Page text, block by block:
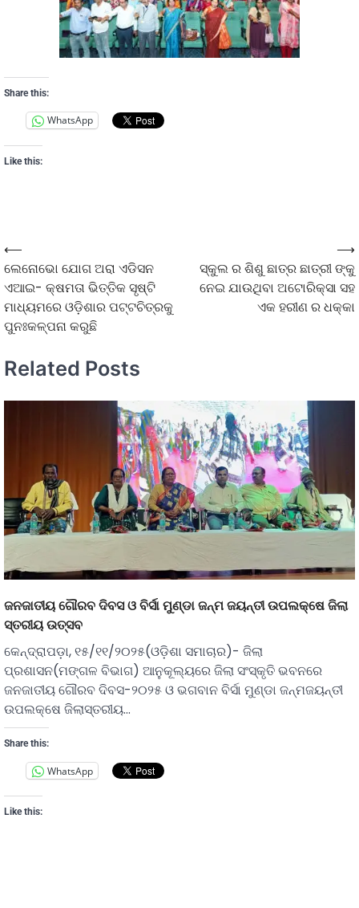
Share this:
WhatsApp
Like this:
⟵
ଲେନୋଭୋ ଯୋଗ ଅରା ଏଡିସନ
ଏଆଇ- କ୍ଷମତା ଭିତ୍ତିକ ସୃଷ୍ଟି
ମାଧ୍ୟମରେ ଓଡ଼ିଶାର ପଟ୍ଟଚିତ୍ରକୁ
ପୁନଃକଳ୍ପନା କରୁଛି
ସ୍କୁଲ ର ଶିଶୁ ଛାତ୍ର ଛାତ୍ରୀ ଙ୍କୁ
ନେଇ ଯାଉଥିବା ଅଟୋରିକ୍ସା ସହ
ଏକ ହରୀଣ ର ଧକ୍କା
⟶
Related Posts
ଜନଜାତୀୟ ଗୌରବ ଦିବସ ଓ ବିର୍ସା ମୁଣ୍ଡା ଜନ୍ମ ଜୟନ୍ତୀ ଉପଲକ୍ଷେ ଜିଲା
ସ୍ତରୀୟ ଉତ୍ସବ
କେନ୍ଦ୍ରାପଡ଼ା, ୧୫/୧୧/୨୦୨୫(ଓଡ଼ିଶା ସମାଚାର)- ଜିଲା
ପ୍ରଶାସନ(ମଙ୍ଗଳ ବିଭାଗ) ଆନୁକୂଲ୍ୟରେ ଜିଲା ସଂସ୍କୃତି ଭବନରେ
ଜନଜାତୀୟ ଗୌରବ ଦିବସ-୨୦୨୫ ଓ ଭଗବାନ ବିର୍ସା ମୁଣ୍ଡା ଜନ୍ମଜୟନ୍ତୀ
ଉପଲକ୍ଷେ ଜିଲାସ୍ତରୀୟ…
Share this:
WhatsApp
Like this: